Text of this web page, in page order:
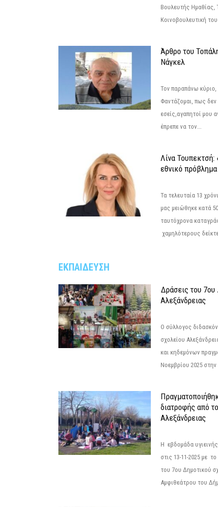
Βουλευτής
Κοινοβουλευτική
Άρθρο του
Νάγκελ
Τον παραπάνω
Φαντάζομαι, πως δεν
εσείς,αγαπητοί μου
έπρεπε να τον...
Λίνα Τουπεκτσή:
εθνικό πρόβλημα
Τα τελευταία 13
μας μειώθηκε κατά
ταυτόχρονα
χαμηλότερους
ΕΚΠΑΙΔΕΥΣΗ
Δράσεις του 7ου
Αλεξάνδρειας
Ο σύλλογος
σχολείου
και κηδεμόνων
Νοεμβρίου 2025
διατροφής από
Αλεξάνδρειας
Η εβδομάδα
στις 13-11-2025 με
του 7ου Δημοτικού
Αμφιθεάτρου του